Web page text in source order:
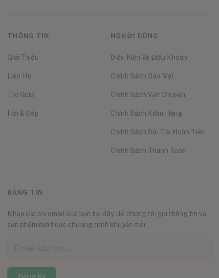
THÔNG TIN
Giới Thiệu
Liên Hệ
Trợ Giúp
Hỏi & Đáp
NGƯỜI DÙNG
Điều Kiện Và Điều Khoản
Chính Sách Bảo Mật
Chính Sách Vận Chuyển
Chính Sách Kiểm Hàng
Chính Sách Đổi Trả Hoàn Tiền
Chính Sách Thanh Toán
BẢNG TIN
Nhập địa chỉ email của bạn tại đây, để chúng tôi gởi thông tin về
sản phẩm mới hoặc chương trình khuyến mãi.